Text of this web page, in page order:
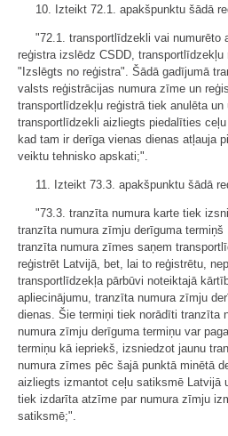
10. Izteikt 72.1. apakšpunktu šādā
"72.1. transportlīdzekli vai numurēto
reģistra izslēdz CSDD,
"Izslēgts no reģistra". Šādā gadījumā
valsts reģistrācijas numura zīme un
transportlīdzekļu reģistrā tiek anulēta
transportlīdzekli aizliegts piedalīties
kad tam ir derīga vienas dienas atļauja
veiktu tehnisko apskati;".
11. Izteikt 73.3. apakšpunktu šādā
"73.3. tranzīta numura karte tiek
tranzīta numura zīmju derīguma
tranzīta numura zīmes saņem
reģistrēt Latvijā, bet, lai to reģistrētu,
transportlīdzekļa pārbūvi noteiktajā
apliecinājumu, tranzīta numura zīmju
dienas. Šie termiņi tiek norādīti tranzīta
numura zīmju derīguma termiņu var
termiņu kā iepriekš, izsniedzot jaunu
numura zīmes pēc šajā punktā minētā
aizliegts izmantot ceļu satiksmē Latvijā
tiek izdarīta atzīme par numura zīmju
satiksmē;".